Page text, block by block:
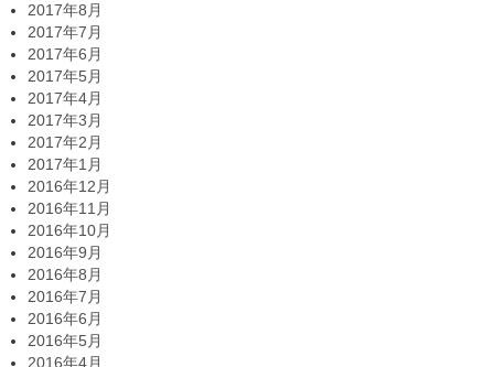
2017年8月
2017年7月
2017年6月
2017年5月
2017年4月
2017年3月
2017年2月
2017年1月
2016年12月
2016年11月
2016年10月
2016年9月
2016年8月
2016年7月
2016年6月
2016年5月
2016年4月